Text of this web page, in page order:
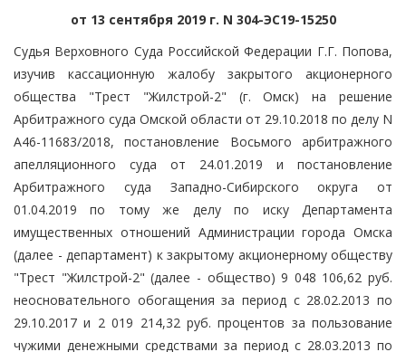
от 13 сентября 2019 г. N 304-ЭС19-15250
Судья Верховного Суда Российской Федерации Г.Г. Попова,
изучив кассационную жалобу закрытого акционерного
общества "Трест "Жилстрой-2" (г. Омск) на решение
Арбитражного суда Омской области от 29.10.2018 по делу N
А46-11683/2018, постановление Восьмого арбитражного
апелляционного суда от 24.01.2019 и постановление
Арбитражного суда Западно-Сибирского округа от
01.04.2019 по тому же делу по иску Департамента
имущественных отношений Администрации города Омска
(далее - департамент) к закрытому акционерному обществу
"Трест "Жилстрой-2" (далее - общество) 9 048 106,62 руб.
неосновательного обогащения за период с 28.02.2013 по
29.10.2017 и 2 019 214,32 руб. процентов за пользование
чужими денежными средствами за период с 28.03.2013 по